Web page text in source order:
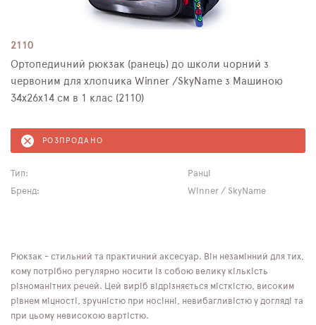
2110
Ортопедичний рюкзак (ранець) до школи чорний з
червоним для хлопчика Winner /SkyName з Машиною
34х26х14 см в 1 клас (2110)
РОЗПРОДАНО
Тип:
Ранці
Бренд:
Winner / SkyName
Рюкзак - стильний та практичний аксесуар. Він незамінний для тих,
кому потрібно регулярно носити із собою велику кількість
різноманітних речей. Цей виріб відрізняється місткістю, високим
рівнем міцності, зручністю при носінні, невибагливістю у догляді та
при цьому невисокою вартістю.